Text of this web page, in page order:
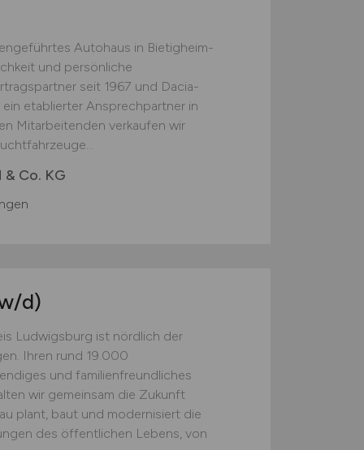
Autohaus in Bietigheim-
und persönliche
seit 1967 und Dacia-
etablierter Ansprechpartner in
Mitarbeitenden verkaufen wir
Co. KG
d)
Ludwigsburg ist nördlich der
Ihren rund 19.000
und familienfreundliches
wir gemeinsam die Zukunft
plant, baut und modernisiert die
des öffentlichen Lebens, von